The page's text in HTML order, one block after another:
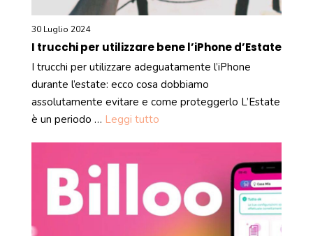
30 Luglio 2024
I trucchi per utilizzare bene l’iPhone d’Estate
I trucchi per utilizzare adeguatamente l’iPhone
durante l’estate: ecco cosa dobbiamo
assolutamente evitare e come proteggerlo L’Estate
è un periodo … Leggi tutto